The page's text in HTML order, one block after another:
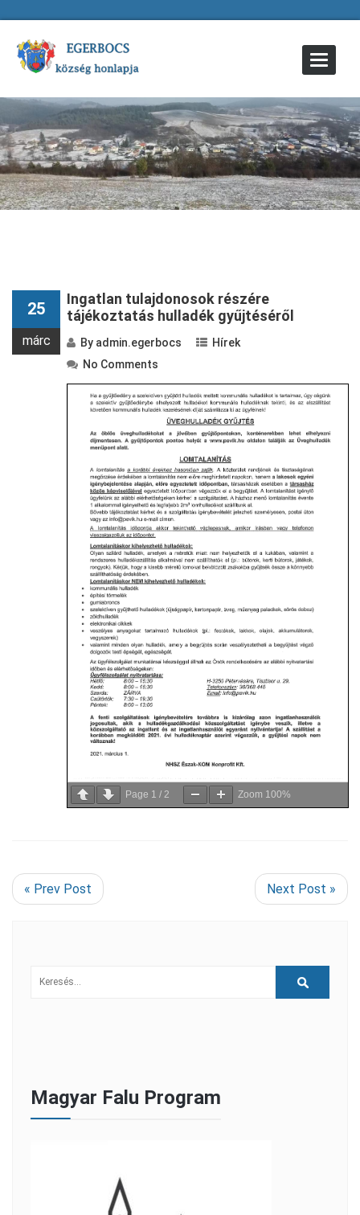
Toggle
25
márc
Ingatlan tulajdonosok részére
tájékoztatás hulladék gyűjtéséről
By admin.egerbocs
Hírek
No Comments
Page 1 / 2 Zoom 100%
« Prev Post Next Post »
Magyar Falu Program